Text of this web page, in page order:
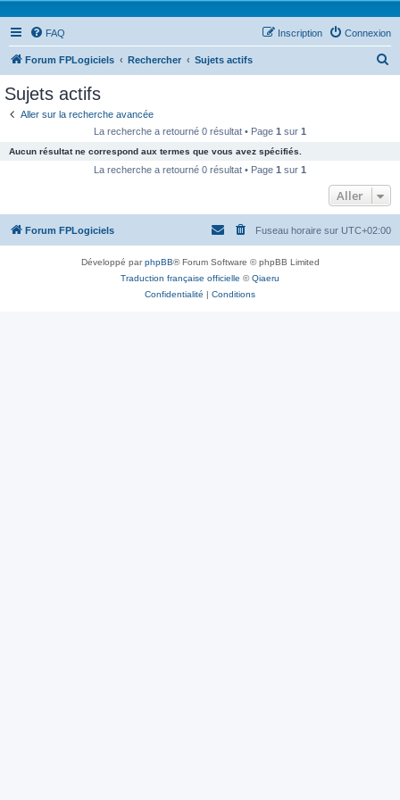
FAQ Connexion
Inscription
Forum FPLogiciels Rechercher Sujets actifs
c
e
Sujets actifs
Aller sur la recherche avancée
La recherche a retourné 0 résultat • Page 1 sur 1
Aucun résultat ne correspond aux termes que vous avez spécifiés.
La recherche a retourné 0 résultat • Page 1 sur 1
Aller
Forum FPLogiciels Fuseau horaire sur UTC+02:00
Développé parphpBB® Forum Software © phpBB Limited
Traduction française officielle ©Qiaeru
Confidentialité | Conditions